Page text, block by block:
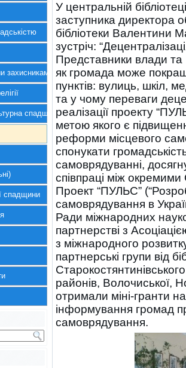
захисникам України
спадщина
спадщини
У центральній
заступника директора
бібліотеки Валентини
зустріч:
Представники влади
як громада може
пунктів: вулиць, шкіл,
та у чому переваги
реалізації проекту
метою якого є
реформи місцевого
спонукати
самоврядуванні,
співпраці між
Проект “ПУЛЬС”
самоврядування в
Ради міжнародних
партнерстві з
з міжнародного
партнерські групи від
районів, Волочиської,
отримали міні-гранти
інформування громад
самоврядування.